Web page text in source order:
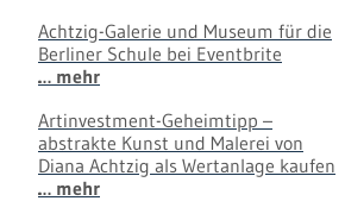
Achtzig-Galerie und Museum für die
Berliner Schule bei Eventbrite
… mehr
Artinvestment-Geheimtipp –
abstrakte Kunst und Malerei von
Diana Achtzig als Wertanlage kaufen
… mehr